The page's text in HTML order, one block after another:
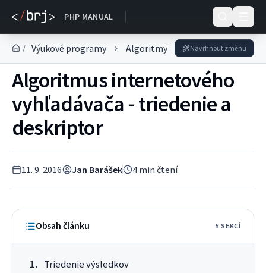
PHP MANUAL
DOKUMENTACE
/ Výukové programy Algoritmy Algoritmus
Navrhnout změnu
Algoritmus internetového
vyhľadávača - triedenie a
deskriptor
11. 9. 2016 Jan Barášek 4 min čtení
Obsah článku 5 SEKCÍ
Triedenie výsledkov